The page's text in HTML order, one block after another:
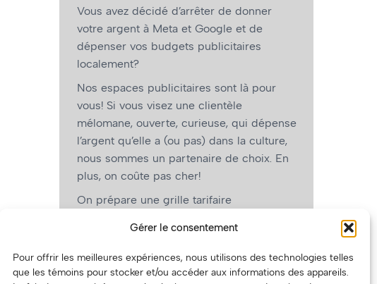
Gérer le consentement
Pour offrir les meilleures expériences, nous utilisons des technologies telles
que les témoins pour stocker et/ou accéder aux informations des appareils.
Vous avez décidé d’arrêter de donner
votre argent à Meta et Google et de
dépenser vos budgets publicitaires
localement?
Nos espaces publicitaires sont là pour
vous! Si vous visez une clientèle
mélomane, ouverte, curieuse, qui dépense
l’argent qu’elle a (ou pas) dans la culture,
nous sommes un partenaire de choix. En
plus, on coûte pas cher!
On prépare une grille tarifaire
vous, les artistes!)